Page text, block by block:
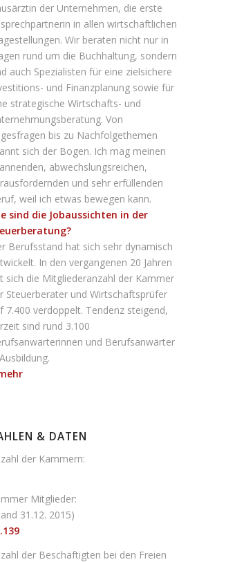
der Unternehmen, die erste
in allen wirtschaftlichen
Wir beraten nicht nur in
rund um die Buchhaltung, sondern
auch Spezialisten für eine zielsichere
und Finanzplanung sowie für
strategische Wirtschafts- und
Von
bis zu Nachfolgethemen
sich der Bogen. Ich mag meinen
abwechslungsreichen,
und sehr erfüllenden
weil ich etwas bewegen kann.
sind die Jobaussichten in der
Berufsstand hat sich sehr dynamisch
In den vergangenen 20 Jahren
sich die Mitgliederanzahl der Kammer
Steuerberater und Wirtschaftsprüfer
7.400 verdoppelt. Tendenz steigend,
sind rund 3.100
und Berufsanwärter
& DATEN
der Kammern:
Mitglieder:
31.12. 2015)
der Beschäftigten bei den Freien